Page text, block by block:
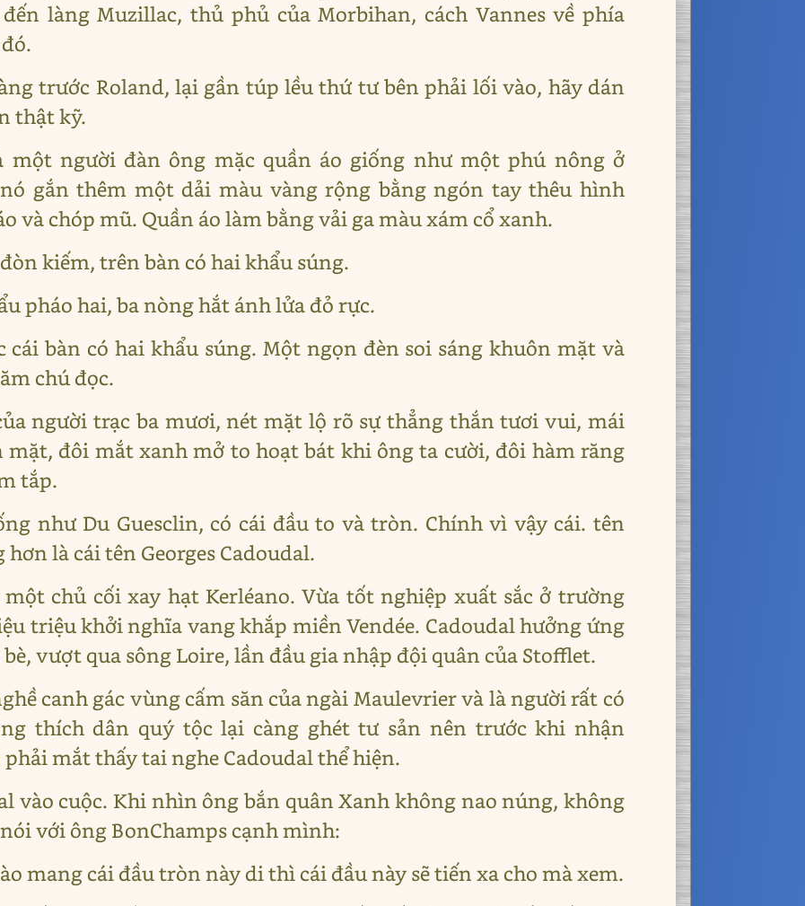
làng Muzillac, thủ phủ của Morbihan, cách Vannes về phía
trước Roland, lại gần túp lều thứ tư bên phải lối vào, hãy dán
thật kỹ.
một người đàn ông mặc quần áo giống như một phú nông ở
gắn thêm một dải màu vàng rộng bằng ngón tay thêu hình
và chóp mũ. Quần áo làm bằng vải ga màu xám cổ xanh.
kiếm, trên bàn có hai khẩu súng.
pháo hai, ba nòng hắt ánh lửa đỏ rực.
bàn có hai khẩu súng. Một ngọn đèn soi sáng khuôn mặt và
chú đọc.
người trạc ba mươi, nét mặt lộ rõ sự thẳng thắn tươi vui, mái
mặt, đôi mắt xanh mở to hoạt bát khi ông ta cười, đôi hàm răng
tắp.
như Du Guesclin, có cái đầu to và tròn. Chính vì vậy cái. tên
là cái tên Georges Cadoudal.
một chủ cối xay hạt Kerléano. Vừa tốt nghiệp xuất sắc ở trường
triệu khởi nghĩa vang khắp miền Vendée. Cadoudal hưởng ứng
vượt qua sông Loire, lần đầu gia nhập đội quân của Stofflet.
canh gác vùng cấm săn của ngài Maulevrier và là người rất có
thích dân quý tộc lại càng ghét tư sản nên trước khi nhận
mắt thấy tai nghe Cadoudal thể hiện.
vào cuộc. Khi nhìn ông bắn quân Xanh không nao núng, không
với ông BonChamps cạnh mình:
mang cái đầu tròn này di thì cái đầu này sẽ tiến xa cho mà xem.